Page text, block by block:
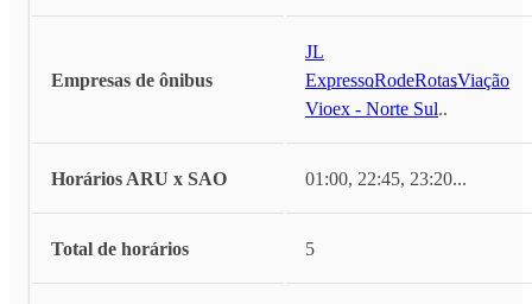
Empresas de ônibus
JL
Expresso,RodeRotas,Viação
Vioex - Norte Sul...
Horários ARU x SAO 01:00, 22:45, 23:20...
Total de horários 5